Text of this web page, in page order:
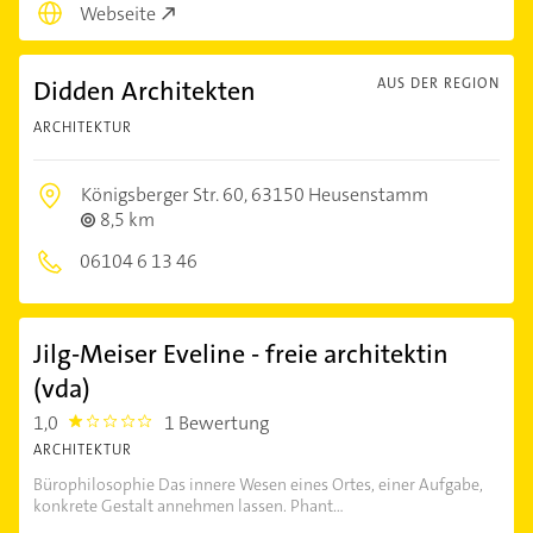
Webseite
AUS DER REGION
Didden Architekten
ARCHITEKTUR
Königsberger Str. 60,63150 Heusenstamm
8,5 km
06104 6 13 46
Jilg-Meiser Eveline - freie architektin
(vda)
1,0 1.0 1 Bewertung
ARCHITEKTUR
Bürophilosophie Das innere Wesen eines Ortes, einer Aufgabe,
konkrete Gestalt annehmen lassen. Phant...